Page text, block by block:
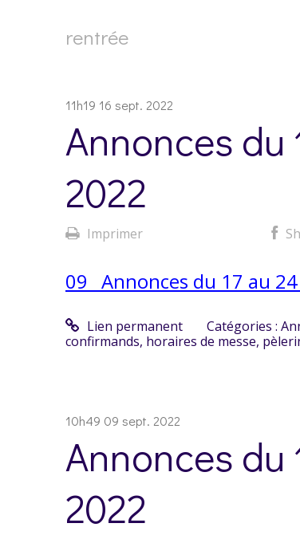
rentrée
11h19 16 sept. 2022
Annonces du
2022
Imprimer
09_ Annonces du 17 au
Lien permanent Catégories :
confirmands, horaires de messe,
10h49 09 sept. 2022
Annonces du
2022